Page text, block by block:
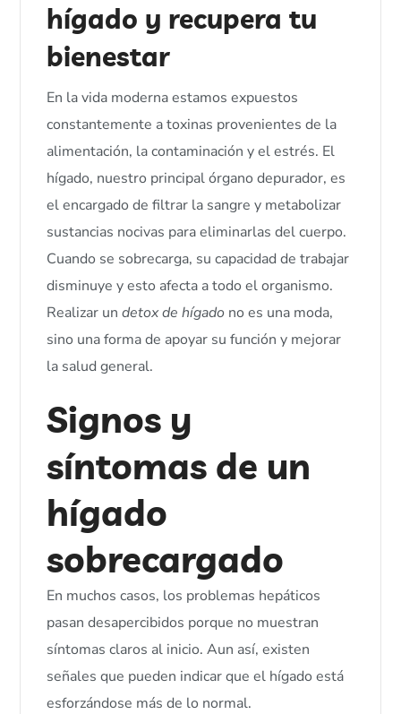
hígado y recupera tu
bienestar
En la vida moderna estamos expuestos
constantemente a toxinas provenientes de la
alimentación, la contaminación y el estrés. El
hígado, nuestro principal órgano depurador, es
el encargado de filtrar la sangre y metabolizar
sustancias nocivas para eliminarlas del cuerpo.
Cuando se sobrecarga, su capacidad de trabajar
disminuye y esto afecta a todo el organismo.
Realizar undetox de hígado no es una moda,
sino una forma de apoyar su función y mejorar
la salud general.
Signos y
síntomas de un
hígado
sobrecargado
En muchos casos, los problemas hepáticos
pasan desapercibidos porque no muestran
síntomas claros al inicio. Aun así, existen
señales que pueden indicar que el hígado está
esforzándose más de lo normal.